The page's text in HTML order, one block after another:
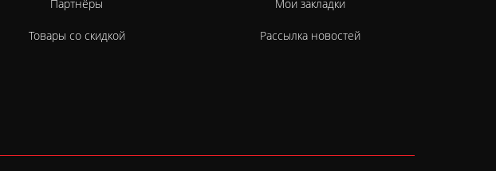
Партнёры
Товары со скидкой
Мои закладки
Рассылка новостей